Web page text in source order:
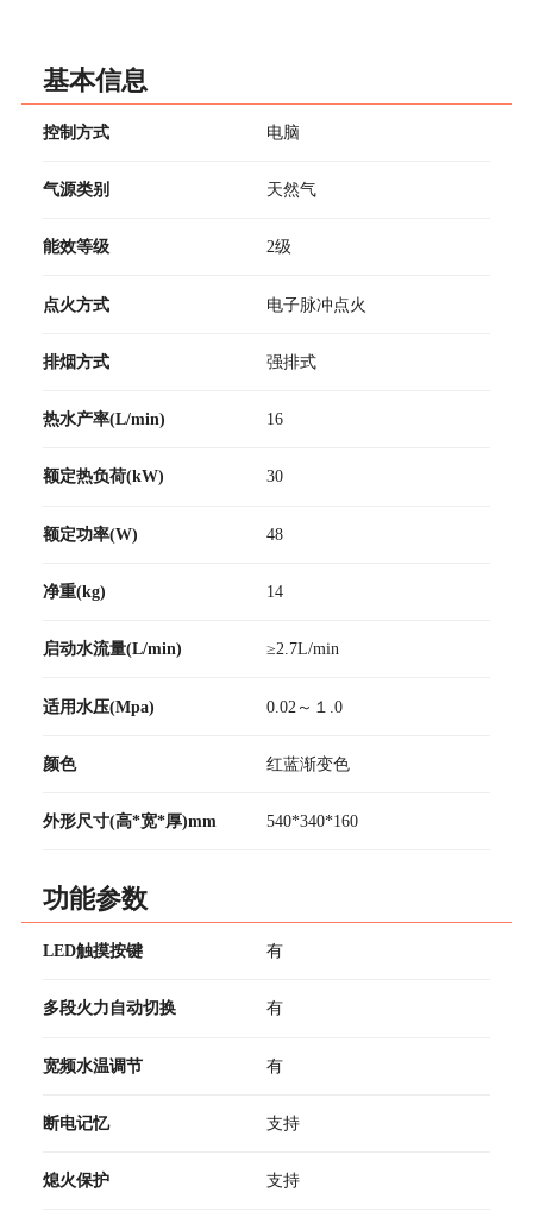
基本信息
控制方式 电脑
气源类别 天然气
能效等级 2级
点火方式 电子脉冲点火
排烟方式 强排式
热水产率(L/min) 16
额定热负荷(kW) 30
额定功率(W) 48
净重(kg) 14
启动水流量(L/min) ≥2.7L/min
适用水压(Mpa) 0.02～１.0
颜色 红蓝渐变色
外形尺寸(高*宽*厚)mm 540*340*160
功能参数
LED触摸按键 有
多段火力自动切换 有
宽频水温调节 有
断电记忆 支持
熄火保护 支持